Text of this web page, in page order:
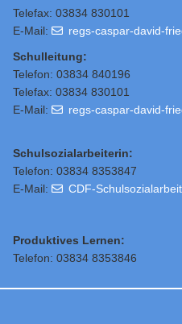
Telefax: 03834 830101
E-Mail:
regs-caspar-david-
Schulleitung:
Telefon: 03834 840196
Telefax: 03834 830101
E-Mail:
regs-caspar-david-
Schulsozialarbeiterin:
Telefon: 03834 8353847
E-Mail:
CDF-
Produktives Lernen:
Telefon: 03834 8353846